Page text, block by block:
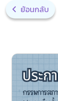
ย้อนกลับ